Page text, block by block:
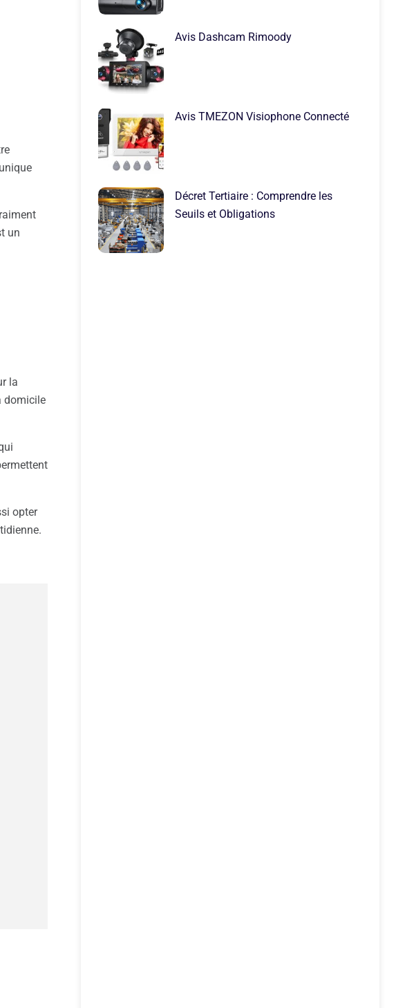
un
la
domicile
opter
Avis Dashcam Rimoody
Avis TMEZON Visiophone Connecté
Décret Tertiaire : Comprendre les
Seuils et Obligations